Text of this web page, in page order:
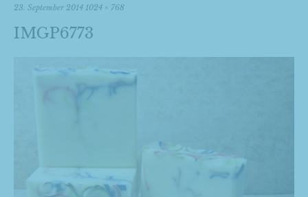
23. September 2014 1024 × 768
IMGP6773